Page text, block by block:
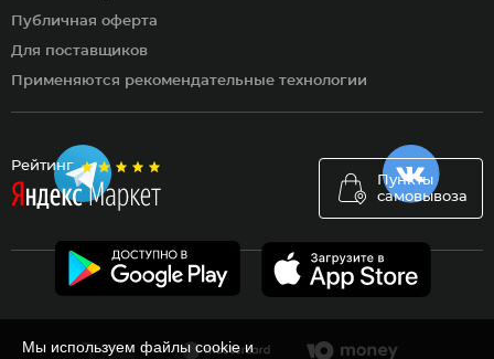
Рейтинг
Пункты
самовывоза
Публичная оферта
Для поставщиков
Применяются рекомендательные технологии
Мы используем файлы cookie и